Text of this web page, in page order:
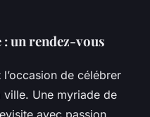
un rendez-vous
de célébrer
Une myriade de
avec passion